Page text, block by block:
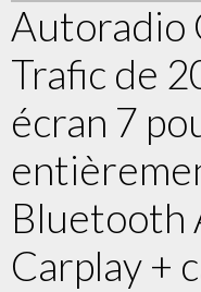
Autoradio
Trafic de
écran 7
Bluetooth
Carplay +